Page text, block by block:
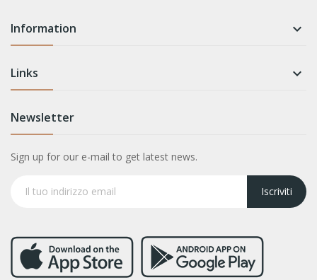
Information 
Links 
Newsletter
Sign up for our e-mail to get latest news.
Iscriviti